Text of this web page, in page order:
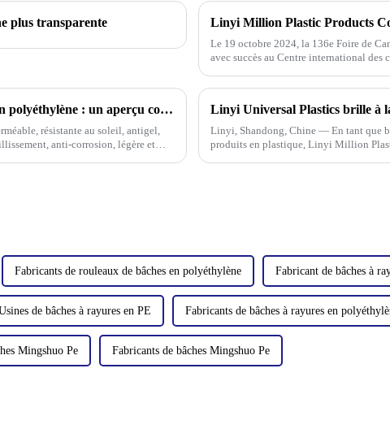
plus transparente
Le 19 octobre 2024, la 136e Foire de
avec succès au Centre international des
Les diverses caractéristiques des bâches en polyéthylène : un aperçu complet
résistante au soleil, antigel,
anti-corrosion, légère et
Linyi, Shandong, Chine — En tant que
produits en plastique, Linyi Million
Fabricants de rouleaux de bâches en polyéthylène Fabricant de bâches à
de bâches à rayures en PE Fabricants de bâches à rayures en
Mingshuo Pe Fabricants de bâches Mingshuo Pe